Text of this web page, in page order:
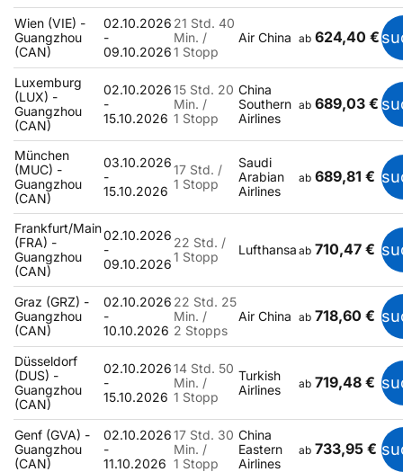
Wien (VIE) -
Guangzhou
(CAN)
02.10.2026
-
09.10.2026
21 Std. 40
Min. /
1 Stopp
Air China ab 624,40 €
Luxemburg
(LUX) -
Guangzhou
(CAN)
02.10.2026
-
15.10.2026
15 Std. 20
Min. /
1 Stopp
China
Southern
Airlines
ab 689,03 €
München
(MUC) -
Guangzhou
(CAN)
03.10.2026
-
15.10.2026
17 Std. /
1 Stopp
Saudi
Arabian
Airlines
ab 689,81 €
Frankfurt/Main
(FRA) -
Guangzhou
(CAN)
02.10.2026
-
09.10.2026
22 Std. /
1 Stopp
Lufthansa ab 710,47 €
Graz (GRZ) -
Guangzhou
(CAN)
02.10.2026
-
10.10.2026
22 Std. 25
Min. /
2 Stopps
Air China ab 718,60 €
Düsseldorf
(DUS) -
Guangzhou
(CAN)
02.10.2026
-
15.10.2026
14 Std. 50
Min. /
1 Stopp
Turkish
Airlines
ab 719,48 €
Genf (GVA) -
Guangzhou
(CAN)
02.10.2026
-
11.10.2026
17 Std. 30
Min. /
1 Stopp
China
Eastern
Airlines
ab 733,95 €